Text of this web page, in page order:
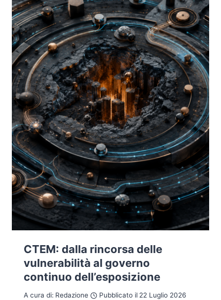
SORVEGLIANZA
NELLA
MODERNA
TSCM
CTEM: dalla rincorsa delle
vulnerabilità al governo
continuo dell’esposizione
A cura di: Redazione Pubblicato il 22 Luglio 2026